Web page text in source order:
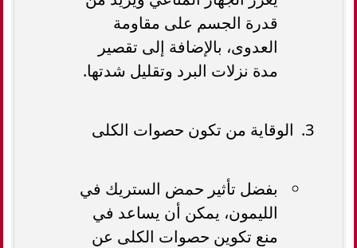
قدرة الجسم على مقاومة
العدوى، بالإضافة إلى تقصير
مدة نزلات البرد وتقليل شدتها.
الوقاية من تكون حصوات الكلى
بفضل تأثير حمض الستريك في
الليمون، يمكن أن يساعد في
منع تكوين حصوات الكلى عن